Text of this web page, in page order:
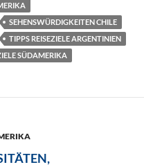
SEHENSWÜRDIGKEITEN CHILE
TIPPS REISEZIELE ARGENTINIEN
SÜDAMERIKA